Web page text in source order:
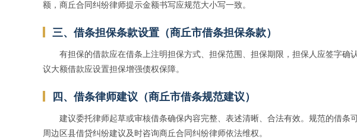
额，商丘合同纠纷律师提示金额书写应规范大小写一致。
三、借条担保条款设置（商丘市借条担保条款）
有担保的借款应在借条上注明担保方式、担保范围、担保期限，担保人应签字确
议大额借款应设置担保增强债权保障。
四、借条律师建议（商丘市借条规范建议）
建议委托律师起草或审核借条确保内容完整、表述清晰、合法有效。规范的借条
周边区县借贷纠纷建议及时咨询商丘合同纠纷律师依法维权。